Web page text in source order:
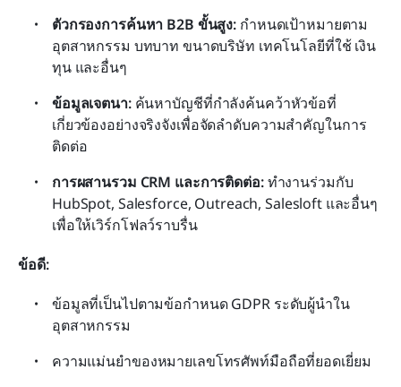
ตัวกรองการค้นหา B2B ขั้นสูง: กำหนดเป้าหมายตาม
อุตสาหกรรม บทบาท ขนาดบริษัท เทคโนโลยีที่ใช้ เงิน
ทุน และอื่นๆ
ข้อมูลเจตนา: ค้นหาบัญชีที่กำลังค้นคว้าหัวข้อที่
เกี่ยวข้องอย่างจริงจังเพื่อจัดลำดับความสำคัญในการ
ติดต่อ
การผสานรวม CRM และการติดต่อ: ทำงานร่วมกับ
HubSpot, Salesforce, Outreach, Salesloft และอื่นๆ
เพื่อให้เวิร์กโฟลว์ราบรื่น
ข้อดี:
ข้อมูลที่เป็นไปตามข้อกำหนด GDPR ระดับผู้นำใน
อุตสาหกรรม
ความแม่นยำของหมายเลขโทรศัพท์มือถือที่ยอดเยี่ยม